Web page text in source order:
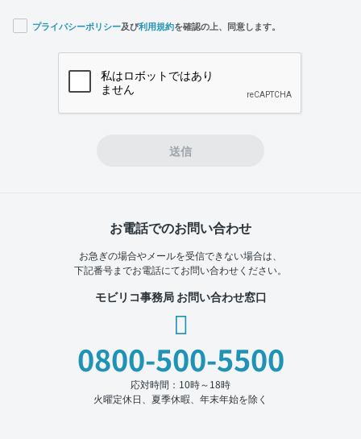
プライバシーポリシー及び利用規約を確認の上、同意します。
送信
お電話でのお問い合わせ
お急ぎの場合やメールを受信できない場合は、
下記番号までお電話にてお問い合わせください。
モビリコ事務局 お問い合わせ窓口
0800-500-5500
応対時間：10時～18時
火曜定休日、夏季休暇、年末年始を除く